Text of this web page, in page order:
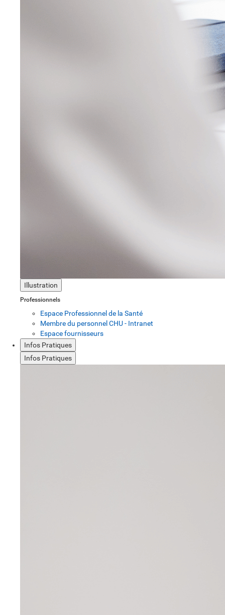
Illustration
Professionnels
Espace Professionnel de la Santé
Membre du personnel CHU - Intranet
Espace fournisseurs
Infos Pratiques
Infos Pratiques